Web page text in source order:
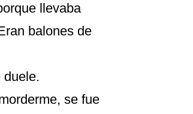
llevaba
balones de
duele.
se fue